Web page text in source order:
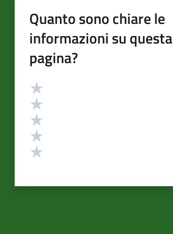
Quanto sono chiare le
informazioni su questa
pagina?
Valutazione